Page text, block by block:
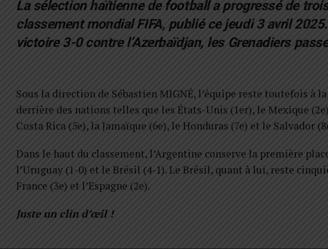
La sélection haïtienne de football a progressé de
classement mondial FIFA, publié ce jeudi 3 avril
victoire 3-0 contre l’Azerbaïdjan, les Grenadiers
Sous la direction de Sébastien MIGNÉ, l’équipe reste toutefois à
derrière des nations telles que les États-Unis (1er), le Mexique
Costa Rica (5e), la Jamaïque (6e), le Honduras (7e) et le Salvador
Dans le haut du classement, l’Argentine conserve la première
l’Uruguay (1-0) et le Brésil (4-1). Le Brésil, quant à lui, reste
France (3e) et l’Espagne (2e).
Juste un clin d’œil !